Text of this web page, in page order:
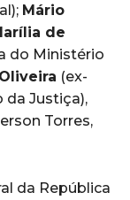
Mário
de
do Ministério
(ex-
da Justiça),
Torres,
da República